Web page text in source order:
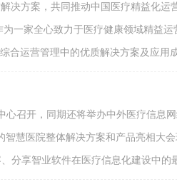
决方案，共同推动中国医疗精益化运
一家全心致力于医疗健康领域精益
运营管理中的优质解决方案及应用
召开，同期还将举办中外医疗信息
慧医院整体解决方案和产品亮相大
分享智业软件在医疗信息化建设中的